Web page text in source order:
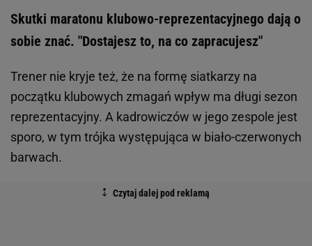
Skutki maratonu klubowo-reprezentacyjnego dają o
sobie znać. "Dostajesz to, na co zapracujesz"
Trener nie kryje też, że na formę siatkarzy na
początku klubowych zmagań wpływ ma długi sezon
reprezentacyjny. A kadrowiczów w jego zespole jest
sporo, w tym trójka występująca w biało-czerwonych
barwach.